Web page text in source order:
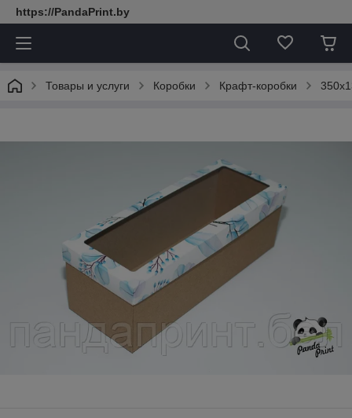
https://PandaPrint.by
Товары и услуги Коробки Крафт-коробки